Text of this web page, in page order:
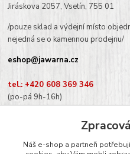
Jiráskova 2057, Vsetín, 755 01
/pouze sklad a výdejní místo
nejedná se o kamennou prodejnu/
eshop@jawarna.cz
tel.: +420 608 369 346
(po-pá 9h-16h)
Náš e-shop a partneři